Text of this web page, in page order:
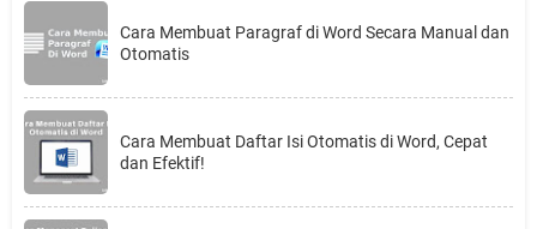
Cara Membuat Paragraf di Word Secara Manual dan
Otomatis
Cara Membuat Daftar Isi Otomatis di Word, Cepat
dan Efektif!